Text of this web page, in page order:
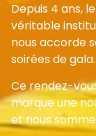
Depuis 4 ans,
véritable
nous accorde
soirées de gala.
Ce rendez-
marque une
et nous